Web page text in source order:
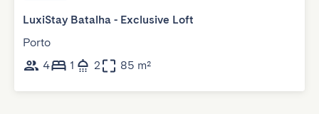
LuxiStay Batalha - Exclusive Loft
Porto
4
1 2 85 m²